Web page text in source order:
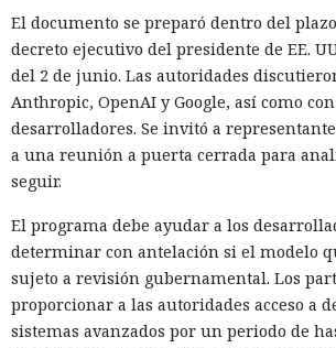
El documento se preparó dentro del
decreto ejecutivo del presidente de EE.
del 2 de junio. Las autoridades
Anthropic, OpenAI y Google, así como
desarrolladores. Se invitó a
a una reunión a puerta cerrada para
seguir.
El programa debe ayudar a los
determinar con antelación si el modelo
sujeto a revisión gubernamental. Los
proporcionar a las autoridades acceso a
sistemas avanzados por un periodo de